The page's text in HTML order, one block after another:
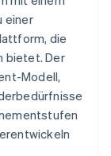
einer
die
bietet. Der
Modell,